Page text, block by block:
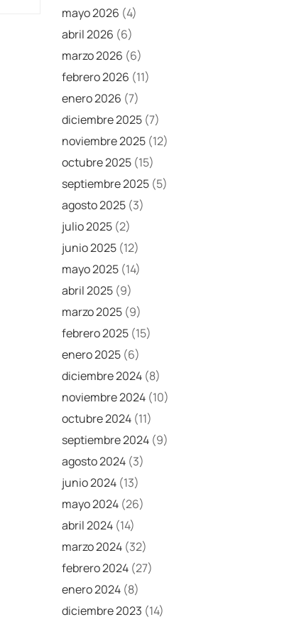
mayo 2026 (4)
abril 2026 (6)
marzo 2026 (6)
febrero 2026 (11)
enero 2026 (7)
diciembre 2025 (7)
noviembre 2025 (12)
octubre 2025 (15)
septiembre 2025 (5)
agosto 2025 (3)
julio 2025 (2)
junio 2025 (12)
mayo 2025 (14)
abril 2025 (9)
marzo 2025 (9)
febrero 2025 (15)
enero 2025 (6)
diciembre 2024 (8)
noviembre 2024 (10)
octubre 2024 (11)
septiembre 2024 (9)
agosto 2024 (3)
junio 2024 (13)
mayo 2024 (26)
abril 2024 (14)
marzo 2024 (32)
febrero 2024 (27)
enero 2024 (8)
diciembre 2023 (14)